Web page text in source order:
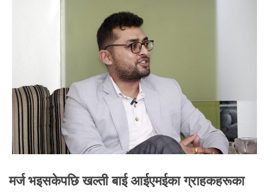
मर्ज भइसकेपछि खल्ती बाई आईएमईका ग्राहकहरूका